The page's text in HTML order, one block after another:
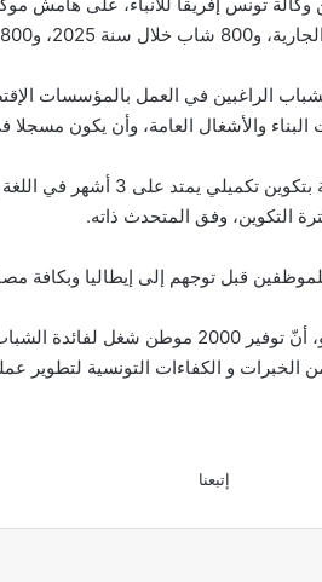
سنة 2026.
الراغبين في العمل بالمؤسسات
ويتمتع الشباب الذين سيحظون
قبل توجهم إلى إيطاليا وبكافة
ومن جهته، أشار رئيس الجمعية الإيطالية للبناء
الخبرات و الكفاءات التونسية لتطوير
إتبعنا